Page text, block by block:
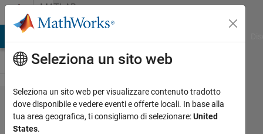
Vai al contenutoMATLAB
Answers
how
can i
Seleziona un sito web
Seleziona un sito web per visualizzare contenuto tradotto
dove disponibile e vedere eventi e offerte locali. In base alla
tua area geografica, ti consigliamo di selezionare:United
States.